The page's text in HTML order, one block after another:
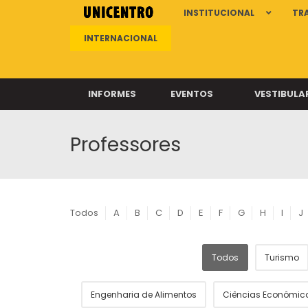
INSTITUCIONAL
INTERNACIONAL
INFORMES EVENTOS
Professores
Todos A B C D E F G H I J
Todos Turismo
Engenharia de Alimentos Ciências